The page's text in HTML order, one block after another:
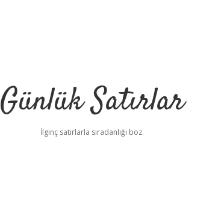
Günlük Satırlar
İlginç satırlarla sıradanlığı boz.